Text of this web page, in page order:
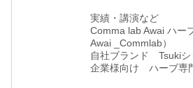
実績・講演など
Comma lab Awai ハ
Awai _Commlab）
自社ブランド Tsuki
企業様向け ハーブ専